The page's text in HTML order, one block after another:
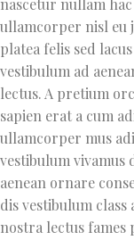
nascetur nullam
ullamcorper nisl eu
platea felis sed
vestibulum ad
lectus. A pretium
sapien erat a cum
ullamcorper mus
vestibulum
aenean ornare
dis vestibulum
nostra lectus fames